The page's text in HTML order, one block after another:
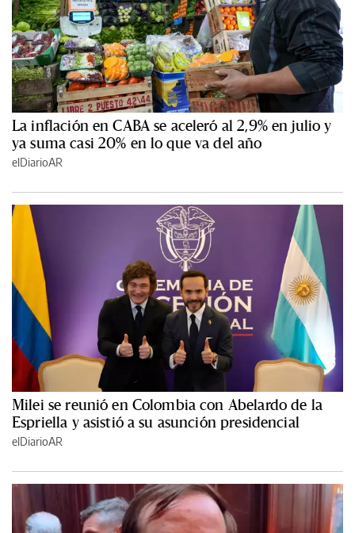
La inflación en CABA se aceleró al 2,9% en julio y
ya suma casi 20% en lo que va del año
elDiarioAR
Milei se reunió en Colombia con Abelardo de la
Espriella y asistió a su asunción presidencial
elDiarioAR